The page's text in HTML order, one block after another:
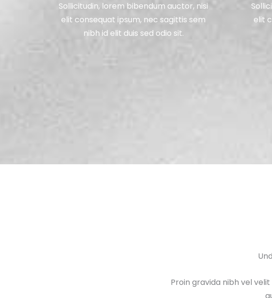
Sollicitudin, lorem bibendum auctor, nisi
elit consequat ipsum, nec sagittis sem
nibh id elit duis sed odio sit.
elit
Proin gravida nibh vel